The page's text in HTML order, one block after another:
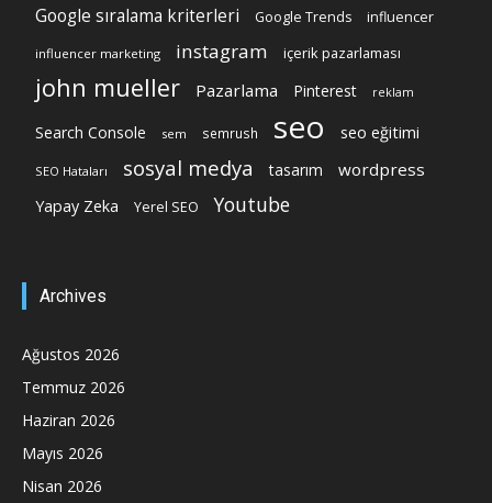
Google sıralama kriterleri Google Trends influencer
influencer marketing instagram içerik pazarlaması
john mueller Pazarlama Pinterest reklam
Search Console sem semrush seo seo eğitimi
SEO Hataları sosyal medya tasarım wordpress
Yapay Zeka Yerel SEO Youtube
Archives
Ağustos 2026
Temmuz 2026
Haziran 2026
Mayıs 2026
Nisan 2026